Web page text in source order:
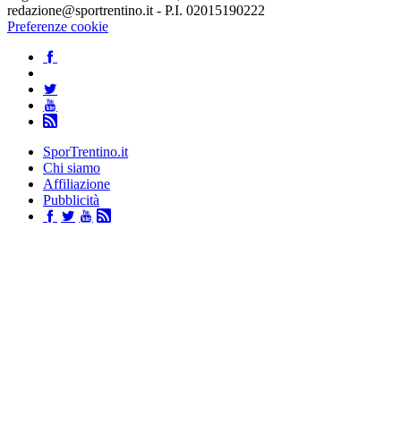
redazione@sportrentino.it - P.I. 02015190222
Preferenze cookie
SporTrentino.it
Chi siamo
Affiliazione
Pubblicità